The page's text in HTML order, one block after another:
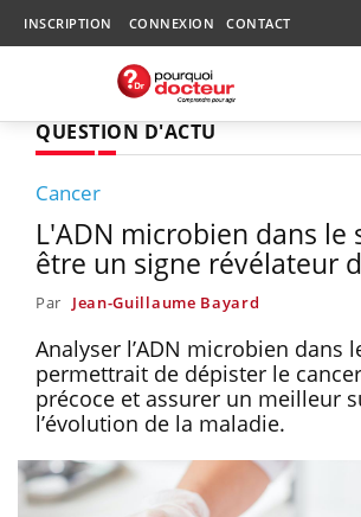
INSCRIPTION CONNEXION CONTACT
QUESTION D'ACTU
Cancer
L'ADN microbien dans le
être un signe révélateur
Par Jean-Guillaume Bayard
Analyser l’ADN microbien dans
permettrait de dépister le
précoce et assurer un meilleur
l’évolution de la maladie.